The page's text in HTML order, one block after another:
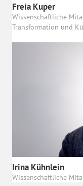
Freia Kuper
Wissenschaftliche
Transformation und
Irina Kühnlein
Wissenschaftliche